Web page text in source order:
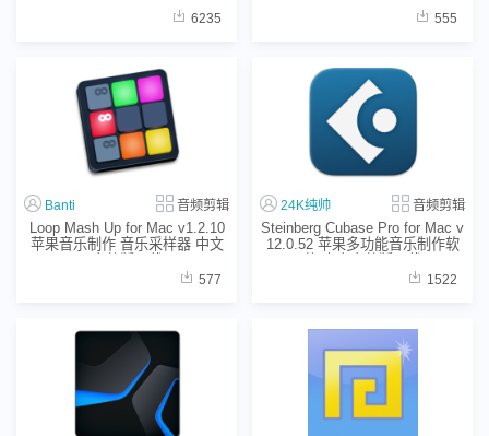
6235 555
Banti 音频剪辑
Loop Mash Up for Mac v1.2.10
苹果音乐制作 音乐采样器 中文
577
24K纯帅 音频剪辑
Steinberg Cubase Pro for Mac v
12.0.52 苹果多功能音乐制作软
1522